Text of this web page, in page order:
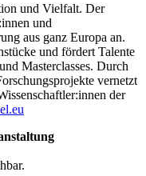
und Vielfalt. Der
und
aus ganz Europa an.
und fördert Talente
Masterclasses. Durch
vernetzt
der